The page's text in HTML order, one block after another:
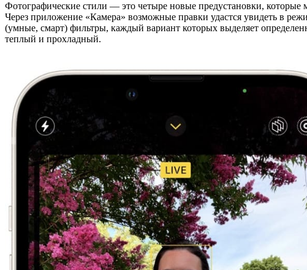
Фотографические стили — это четыре новые предустановки,
Через приложение «Камера» возможные правки удастся увидеть в
(умные, смарт) фильтры, каждый вариант которых выделяет
теплый и прохладный.